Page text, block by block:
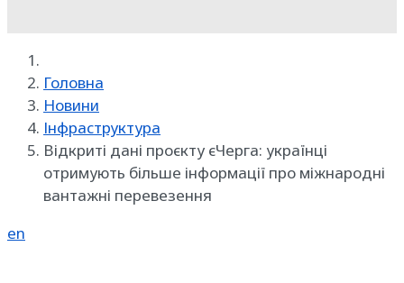
Головна
Новини
Інфраструктура
Відкриті дані проєкту єЧерга: українці
отримують більше інформації про міжнародні
вантажні перевезення
en